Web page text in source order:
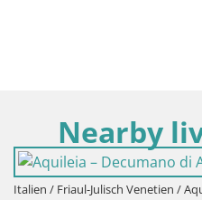
Nearby
Aquileia